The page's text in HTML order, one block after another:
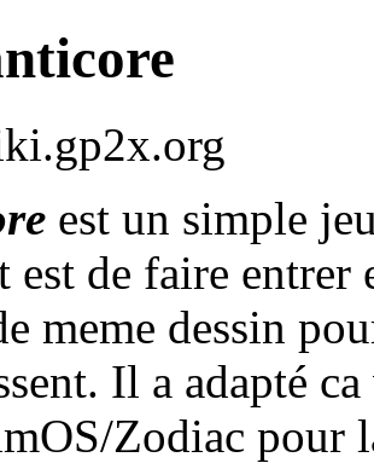
est un simple
est de faire entrer
meme dessin
Il a adapté
Zodiac pour